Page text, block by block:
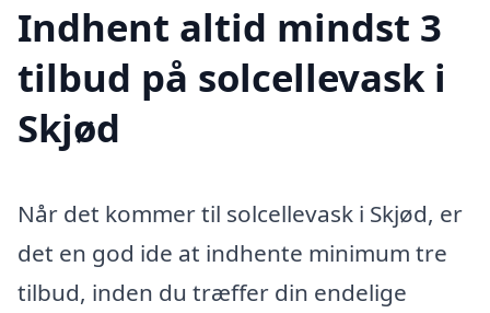
Indhent altid mindst 3
tilbud på solcellevask i
Skjød
Når det kommer til solcellevask i Skjød, er
det en god ide at indhente minimum tre
tilbud, inden du træffer din endelige